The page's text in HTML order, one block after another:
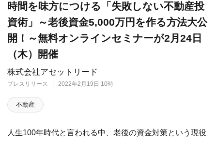
株式会社アセットリード
プレスリリース 2022年2月19日 10時
時間を味方につける「失敗しない不動産投
資術」～老後資金5,000万円を作る方法大公
開！～無料オンラインセミナーが2月24日
（木）開催
不動産
人生100年時代と言われる中、老後の資金対策という現役